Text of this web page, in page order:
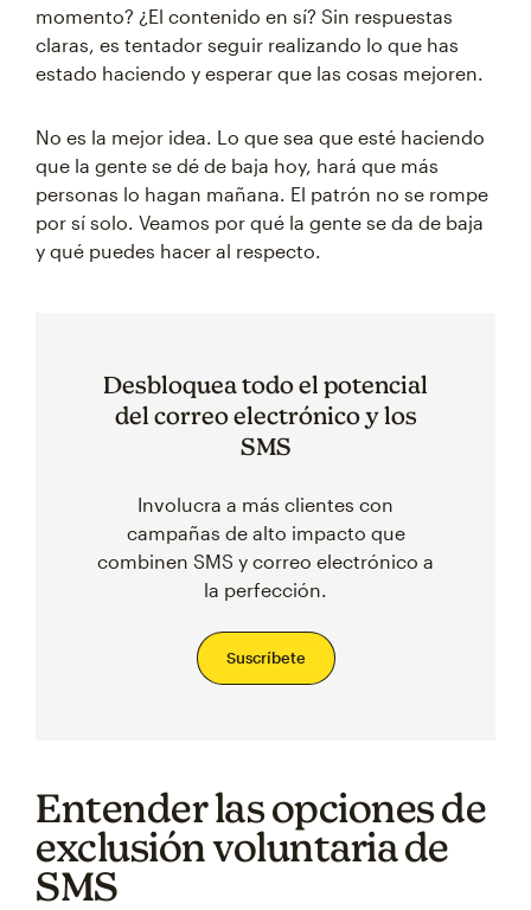
momento? ¿El contenido en sí? Sin respuestas
claras, es tentador seguir realizando lo que has
estado haciendo y esperar que las cosas mejoren.
No es la mejor idea. Lo que sea que esté haciendo
que la gente se dé de baja hoy, hará que más
personas lo hagan mañana. El patrón no se rompe
por sí solo. Veamos por qué la gente se da de baja
y qué puedes hacer al respecto.
Desbloquea todo el potencial
del correo electrónico y los
SMS
Involucra a más clientes con
campañas de alto impacto que
combinen SMS y correo electrónico a
la perfección.
Suscríbete
Entender las opciones de
exclusión voluntaria de
SMS